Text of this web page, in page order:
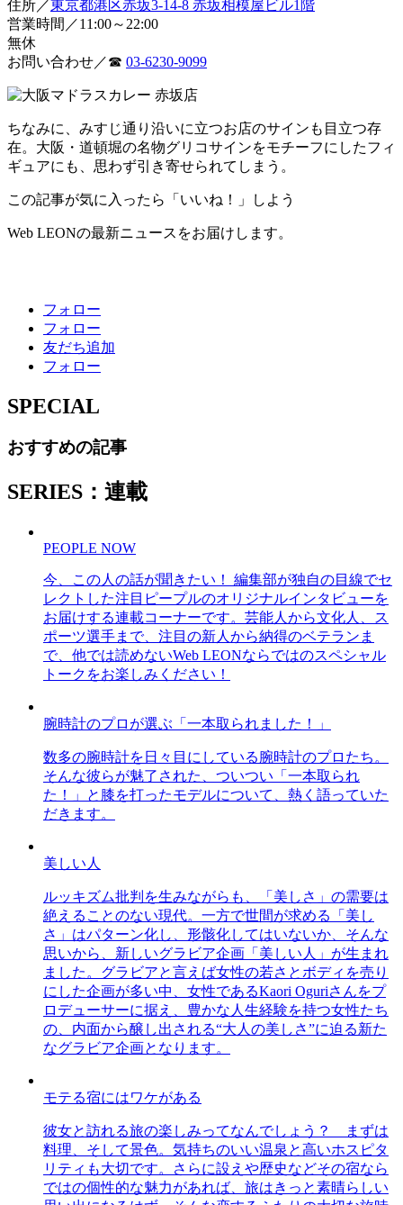
住所／東京都港区赤坂3-14-8 赤坂相模屋ビル1階
営業時間／11:00～22:00
無休
お問い合わせ／☎ 03-6230-9099
ちなみに、みすじ通り沿いに立つお店のサインも目立つ存
在。大阪・道頓堀の名物グリコサインをモチーフにしたフィ
ギュアにも、思わず引き寄せられてしまう。
この記事が気に入ったら「いいね！」しよう
Web LEONの最新ニュースをお届けします。
フォロー
フォロー
友だち追加
フォロー
SPECIAL
おすすめの記事
SERIES：連載
PEOPLE NOW
今、この人の話が聞きたい！ 編集部が独自の目線でセ
レクトした注目ピープルのオリジナルインタビューを
お届けする連載コーナーです。芸能人から文化人、ス
ポーツ選手まで、注目の新人から納得のベテランま
で、他では読めないWeb LEONならではのスペシャル
トークをお楽しみください！
腕時計のプロが選ぶ「一本取られました！」
数多の腕時計を日々目にしている腕時計のプロたち。
そんな彼らが魅了された、ついつい「一本取られ
た！」と膝を打ったモデルについて、熱く語っていた
だきます。
美しい人
ルッキズム批判を生みながらも、「美しさ」の需要は
絶えることのない現代。一方で世間が求める「美し
さ」はパターン化し、形骸化してはいないか、そんな
思いから、新しいグラビア企画「美しい人」が生まれ
ました。グラビアと言えば女性の若さとボディを売り
にした企画が多い中、女性であるKaori Oguriさんをプ
ロデューサーに据え、豊かな人生経験を持つ女性たち
の、内面から醸し出される“大人の美しさ”に迫る新た
なグラビア企画となります。
モテる宿にはワケがある
彼女と訪れる旅の楽しみってなんでしょう？ まずは
料理、そして景色。気持ちのいい温泉と高いホスピタ
リティも大切です。さらに設えや歴史などその宿なら
ではの個性的な魅力があれば、旅はきっと素晴らしい